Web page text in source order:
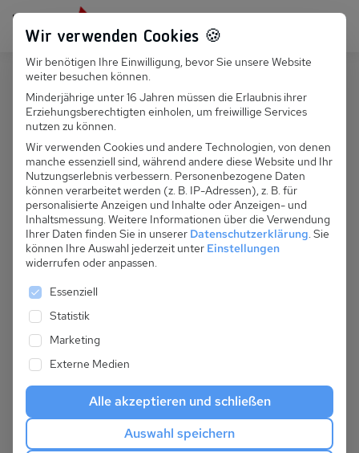
Persönlich für dich da: +49 251 899 050
Suchfeld
Suchen
D 093.060 - Haus Nordstrand,
Whg. 15
Wir verwenden Cookies 🍪
Wir benötigen Ihre Einwilligung, bevor Sie unsere Website
weiter besuchen können.
Minderjährige unter 16 Jahren müssen die Erlaubnis ihrer
Erziehungsberechtigten einholen, um freiwillige Services
nutzen zu können.
Wir verwenden Cookies und andere Technologien, von denen
manche essenziell sind, während andere diese Website und Ihr
Nutzungserlebnis verbessern. Personenbezogene Daten
können verarbeitet werden (z. B. IP-Adressen), z. B. für
personalisierte Anzeigen und Inhalte oder Anzeigen- und
Inhaltsmessung. Weitere Informationen über die Verwendung
Ihrer Daten finden Sie in unserer Datenschutzerklärung. Sie
können Ihre Auswahl jederzeit unter Einstellungen
widerrufen oder anpassen.
Es folgt eine Liste der Service-Gruppen, für die
Essenziell
Statistik
Marketing
Externe Medien
Alle akzeptieren und schließen
Auswahl speichern